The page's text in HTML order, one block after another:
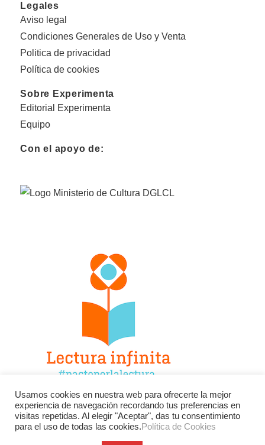
Legales
Aviso legal
Condiciones Generales de Uso y Venta
Politica de privacidad
Política de cookies
Sobre Experimenta
Editorial Experimenta
Equipo
Con el apoyo de:
Facebook Twitter
Instagram
YouTube
LinkedIn Contacto
Usamos cookies en nuestra web para ofrecerte la mejor
experiencia de navegación recordando tus preferencias en
visitas repetidas. Al elegir "Aceptar", das tu consentimiento
para el uso de todas las cookies.Política de Cookies